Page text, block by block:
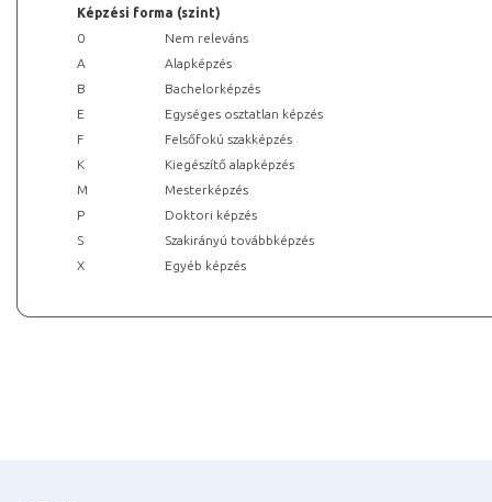
Képzési forma (szint)
0
Nem releváns
A
Alapképzés
B
Bachelorképzés
E
Egységes osztatlan képzés
F
Felsőfokú szakképzés
K
Kiegészítő alapképzés
M
Mesterképzés
P
Doktori képzés
S
Szakirányú továbbképzés
X
Egyéb képzés